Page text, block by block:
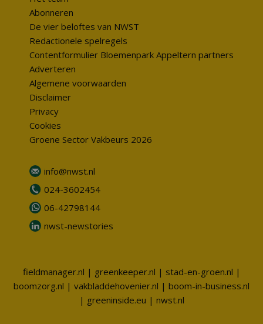
Abonneren
De vier beloftes van NWST
Redactionele spelregels
Contentformulier Bloemenpark Appeltern partners
Adverteren
Algemene voorwaarden
Disclaimer
Privacy
Cookies
Groene Sector Vakbeurs 2026
info@nwst.nl
024-3602454
06-42798144
nwst-newstories
fieldmanager.nl | greenkeeper.nl | stad-en-groen.nl |
boomzorg.nl | vakbladdehovenier.nl | boom-in-business.nl
| greeninside.eu | nwst.nl